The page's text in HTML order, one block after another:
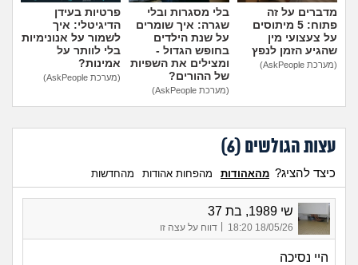
מדברים על זה
פתוח: 5 מיתוסים
על צעצועי מין
שהגיע הזמן לנפץ
(מערכת AskPeople)
בלי מסגרות ובלי
שגרה: איך שומרים
על שנת הילדים
בחופש הגדול -
ומצילים את השפיות
של ההורים?
(מערכת AskPeople)
פרטיות בעידן
הדיגיטלי: איך
לשמור על אנונימיות
בלי לוותר על
אמינות?
(מערכת AskPeople)
עצות הגולשים (6
)
כיצד להציג? מהאהודות מהפחות אהודות מהחדשות
שי 1989, בת 37
18/05/26 18:20
| דווח על עצה זו
היי נסיכה